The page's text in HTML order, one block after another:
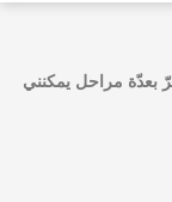
بعدّة مراحل يمكنني